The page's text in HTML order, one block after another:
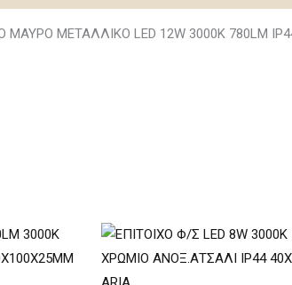
ΜΑΥΡΟ ΜΕΤΑΛΛΙΚΟ LED 12W 3000K 780LM